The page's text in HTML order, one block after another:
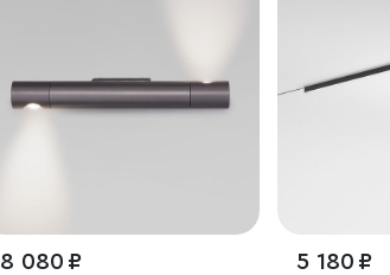
8 080 ₽ 5 180 ₽